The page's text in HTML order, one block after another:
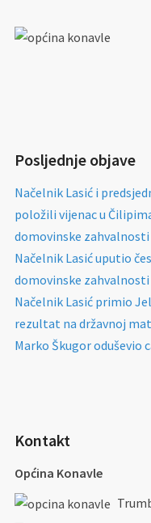
Posljednje objave
Načelnik Lasić i
položili vijenac u
domovinske
Načelnik Lasić uputio
domovinske
Načelnik Lasić primio
rezultat na državnoj
Marko Škugor oduševio
Kontakt
Općina Konavle